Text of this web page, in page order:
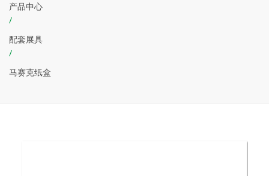
产品中心
/
配套展具
/
马赛克纸盒